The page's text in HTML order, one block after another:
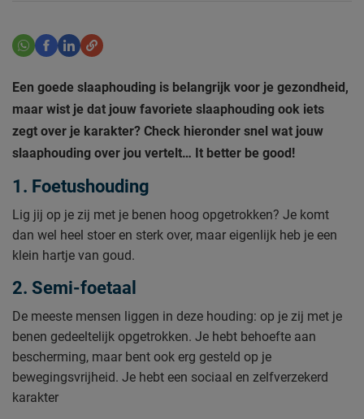
Een goede slaaphouding is belangrijk voor je gezondheid,
maar wist je dat jouw favoriete slaaphouding ook iets
zegt over je karakter? Check hieronder snel wat jouw
slaaphouding over jou vertelt… It better be good!
1. Foetushouding
Lig jij op je zij met je benen hoog opgetrokken? Je komt
dan wel heel stoer en sterk over, maar eigenlijk heb je een
klein hartje van goud.
2. Semi-foetaal
De meeste mensen liggen in deze houding: op je zij met je
benen gedeeltelijk opgetrokken. Je hebt behoefte aan
bescherming, maar bent ook erg gesteld op je
bewegingsvrijheid. Je hebt een sociaal en zelfverzekerd
karakter